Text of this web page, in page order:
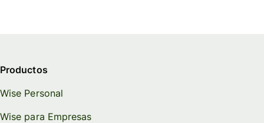
Productos
Wise Personal
Wise para Empresas